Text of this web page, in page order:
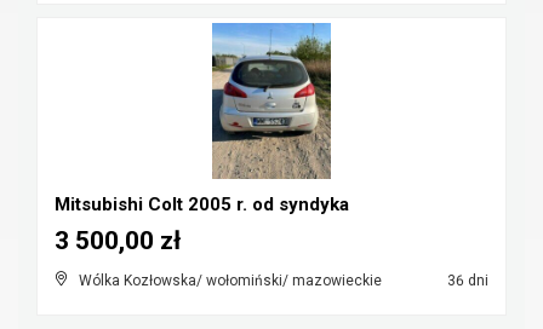
Mitsubishi Colt 2005 r. od syndyka
Wólka Kozłowska/ wołomiński/ mazowieckie 36 dni
3 500,00 zł